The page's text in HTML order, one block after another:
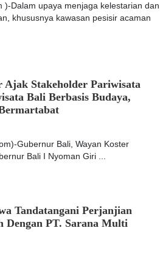
)-Dalam upaya menjaga kelestarian dan
khususnya kawasan pesisir acaman
Ajak Stakeholder Pariwisata
Bali Berbasis Budaya,
Gubernur Bali, Wayan Koster
Bali I Nyoman Giri ...
Tandatangani Perjanjian
Dengan PT. Sarana Multi